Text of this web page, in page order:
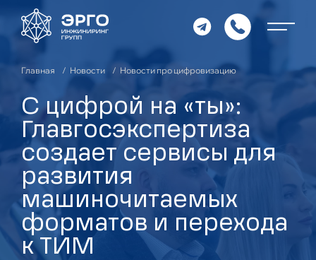
Главная Новости Новости про цифровизацию
С цифрой на «ты»:
Главгосэкспертиза
создает сервисы для
развития
машиночитаемых
форматов и перехода
к ТИМ